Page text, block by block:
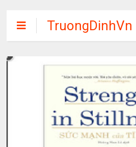
TruongDinhVn
Chia sẽ ebook,
phần mềm học
tập miễn phí